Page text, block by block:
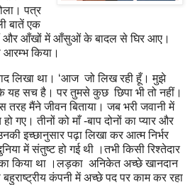
पत्र
बातें एक
और आँखों में आँसुओं के बादल से घिर आए।
किया।
लिखा था। ‘आज जो लिख रही हूँ। मुझे
यह सच है। पर तुमसे कुछ छिपा भी तो नहीं।
मैंने जीवन बिताया। जब भरी जवानी में
गए। तीनों को माँ -बाप दोनों का प्यार और
इच्छानुसार पढ़ा लिखा कर आत्म निर्भर
में संतुष्ट हो गई थी ।तभी किसी रिश्तेदार
किया था ।लड़का अनिकेत अच्छे खानदान
कंपनी में अच्छे पद पर काम कर रहा